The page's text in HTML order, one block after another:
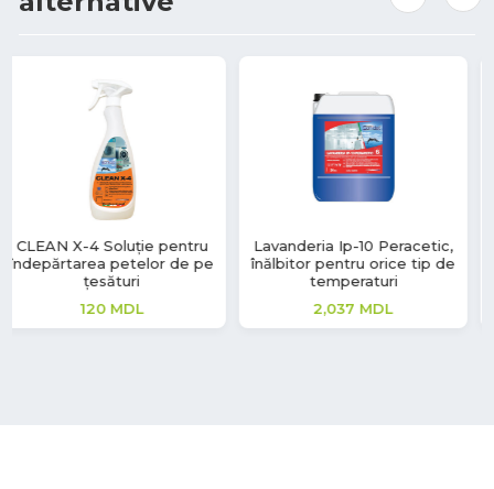
Lavanderia Ip-10 Peracetic,
înălbitor pentru orice tip de
temperaturi
2,037MDL
STAINBLASTER RUST
REMOVER, soluție pentru
înlăturare pete
509MDL